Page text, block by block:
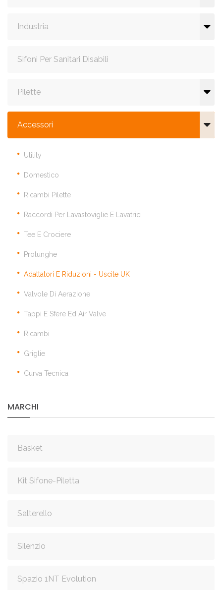
Industria
Sifoni Per Sanitari Disabili
Pilette
Accessori
Utility
Domestico
Ricambi Pilette
Raccordi Per Lavastoviglie E Lavatrici
Tee E Crociere
Prolunghe
Adattatori E Riduzioni - Uscite UK
Valvole Di Aerazione
Tappi E Sfere Ed Air Valve
Ricambi
Griglie
Curva Tecnica
MARCHI
Basket
Kit Sifone-Piletta
Salterello
Silenzio
Spazio 1NT Evolution